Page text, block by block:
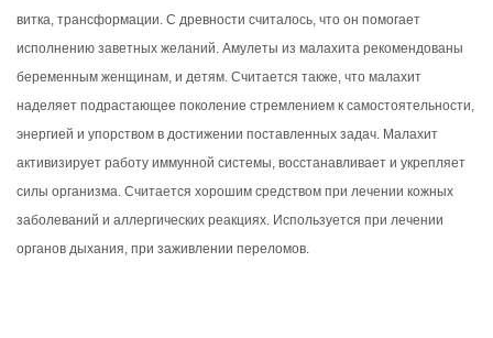
витка, трансформации. С древности считалось, что он помогает
исполнению заветных желаний. Амулеты из малахита рекомендованы
беременным женщинам, и детям. Считается также, что малахит
наделяет подрастающее поколение стремлением к самостоятельности,
энергией и упорством в достижении поставленных задач. Малахит
активизирует работу иммунной системы, восстанавливает и укрепляет
силы организма. Считается хорошим средством при лечении кожных
заболеваний и аллергических реакциях. Используется при лечении
органов дыхания, при заживлении переломов.